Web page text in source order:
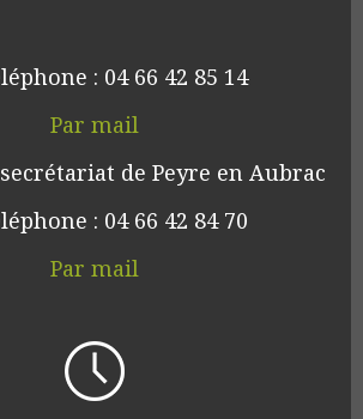
: 04 66 42 85 14
Par mail
de Peyre en Aubrac
: 04 66 42 84 70
Par mail